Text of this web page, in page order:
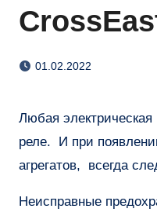
01.02.2022
Любая электрическая цепь вашего автомобиля защищена определенными по номиналу мощности предохранителями и
реле. И при
агрегатов, всегда
Неисправные